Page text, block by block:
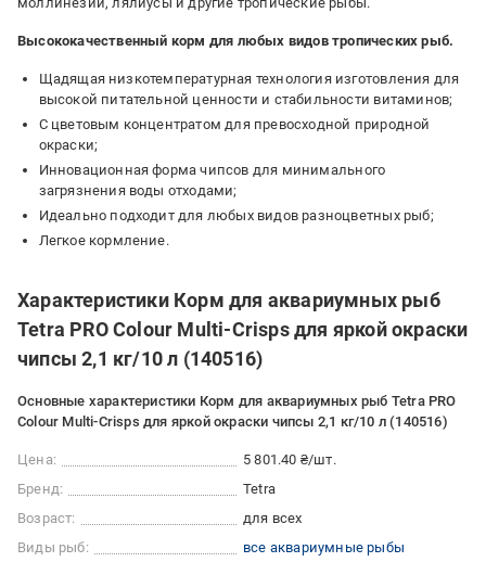
Высококачественный корм для любых видов тропических рыб.
Щадящая низкотемпературная технология изготовления для
высокой питательной ценности и стабильности витаминов;
С цветовым концентратом для превосходной природной
окраски;
Инновационная форма чипсов для минимального
загрязнения воды отходами;
Идеально подходит для любых видов разноцветных рыб;
Легкое кормление.
Характеристики Корм для аквариумных рыб
Tetra PRO Colour Multi-Crisps для яркой окраски
чипсы 2,1 кг/10 л (140516)
Основные характеристики Корм для аквариумных рыб Tetra PRO
Colour Multi-Crisps для яркой окраски чипсы 2,1 кг/10 л (140516)
Цена:
5 801.40 ₴/шт.
Бренд:
Tetra
Возраст:
для всех
Виды рыб:
все аквариумные рыбы